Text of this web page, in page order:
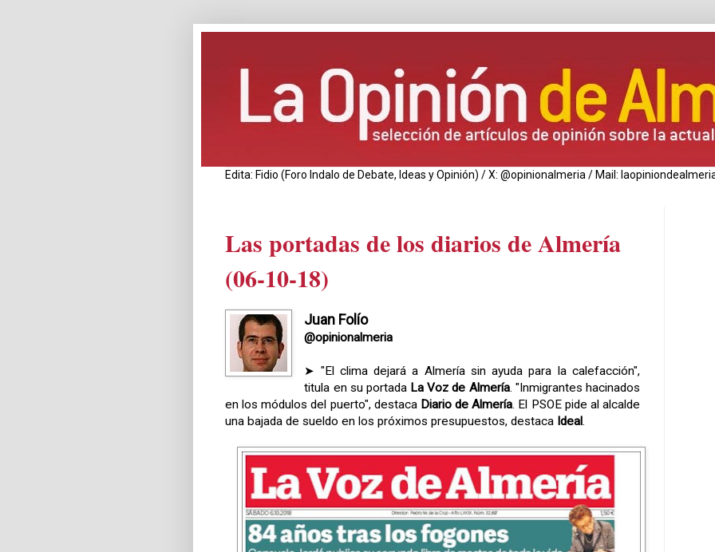
Edita: Fidio (Foro Indalo de Debate, Ideas y Opinión) / X: @opinionalmeria / Mail:
Las portadas de los diarios de Almería
(06-10-18)
Juan Folío
@opinionalmeria
➤ "El clima dejará a Almería sin ayuda para la calefacción",
titula en su portada La Voz de Almería. "Inmigrantes hacinados
en los módulos del puerto", destaca Diario de Almería. El PSOE pide al alcalde
una bajada de sueldo en los próximos presupuestos, destaca Ideal.